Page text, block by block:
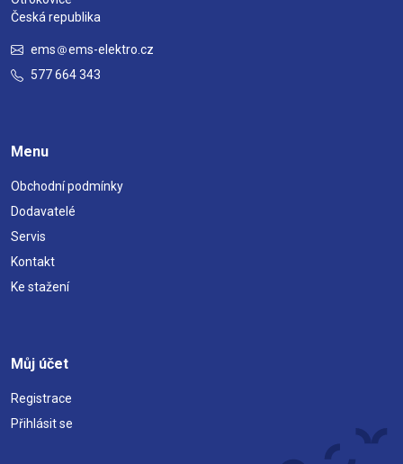
Česká republika
ems
ems-elektro.cz
577 664 343
Menu
Obchodní podmínky
Dodavatelé
Servis
Kontakt
Ke stažení
Můj účet
Registrace
Přihlásit se